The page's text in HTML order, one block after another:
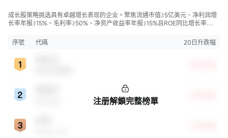
成长股策略挑选具有卓越增长表现的企业。聚焦流通市值≥5亿美元、净利润增
长率年报≥15%、毛利率≥50%、净资产收益率年报≥15%且ROE同比增长率
序號
代碼 20日升跌幅
注册解鎖完整榜單